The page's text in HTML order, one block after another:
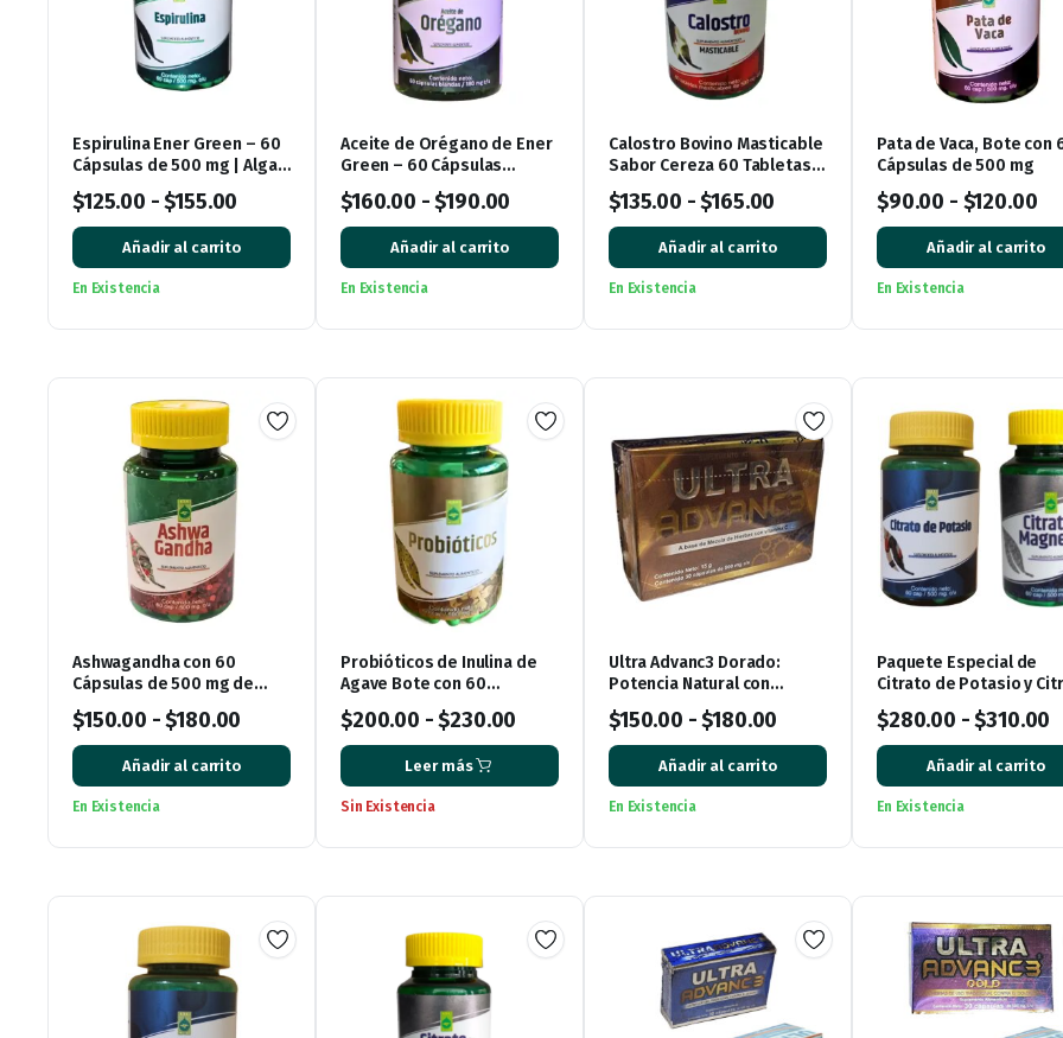
Espirulina Ener Green – 60
Cápsulas de 500 mg | Alga
Natural en Cápsulas
$125.00 -$155.00
Añadir al carrito
En Existencia
Aceite de Orégano de Ener
Green – 60 Cápsulas
Blandas
$160.00 -$190.00
Añadir al carrito
En Existencia
Calostro Bovino Masticable
Sabor Cereza 60 Tabletas
de 500 mg
$135.00 -$165.00
Añadir al carrito
En Existencia
Pata de Vaca, Bote con
Cápsulas de 500 mg
$90.00 - $120.00
Añadir al carrito
En Existencia
Ashwagandha con 60
Cápsulas de 500 mg de
Ener Green
$150.00 -$180.00
Añadir al carrito
En Existencia
Probióticos de Inulina de
Agave Bote con 60
Cápsulas
$200.00 -$230.00
Leer más
Sin Existencia
Ultra Advanc3 Dorado:
Potencia Natural con
Vitamina C
$150.00 -$180.00
Añadir al carrito
En Existencia
Paquete Especial de
Citrato de Potasio y
de Magnesio: ¡Impulsa
bienestar!
$280.00 -$310.00
Añadir al carrito
En Existencia